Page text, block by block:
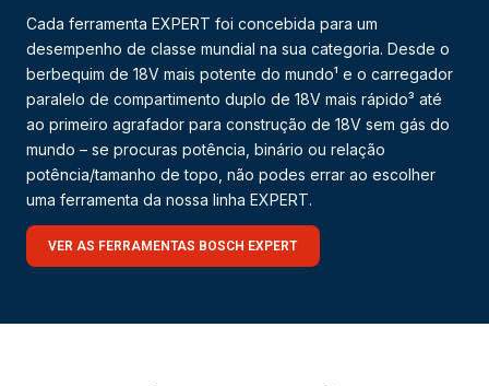
Cada ferramenta EXPERT foi concebida para um
desempenho de classe mundial na sua categoria. Desde o
berbequim de 18V mais potente do mundo¹ e o carregador
paralelo de compartimento duplo de 18V mais rápido³ até
ao primeiro agrafador para construção de 18V sem gás do
mundo – se procuras potência, binário ou relação
potência/tamanho de topo, não podes errar ao escolher
uma ferramenta da nossa linha EXPERT.
VER AS FERRAMENTAS BOSCH EXPERT